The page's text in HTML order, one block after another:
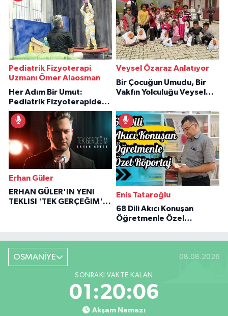
Pediatrik Fizyoterapi
Uzmanı Ömer Alaosman
Her Adım Bir Umut:
Pediatrik Fizyoterapiden
İlham Veren Hikâyeler
Veysel Özaraz Anlatıyor
Bir Çocuğun Umudu, Bir
Vakfın Yolculuğu Veysel
Erhan Güler
ERHAN GÜLER'IN YENI
TEKLISI 'TEK GERÇEĞIM'LE
Enis Tataroğlu
68 Dili Akıcı Konuşan
Öğretmenle Özel
OSMANİYE 08.08.2026
SONRAKI VAKTE KALAN
01:20:05
Akşam Namazı